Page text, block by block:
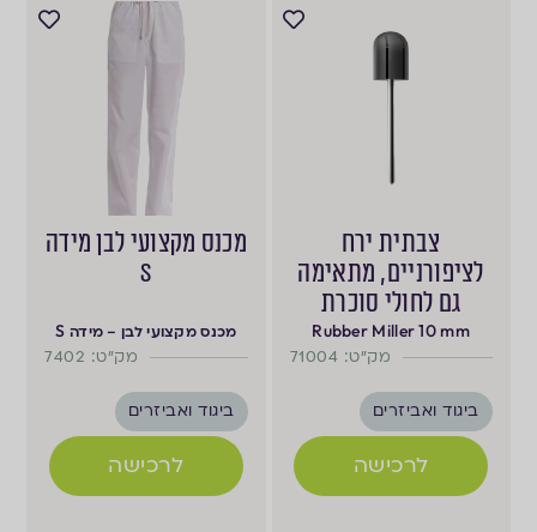
צבתית ירח
לציפורניים, מתאימה
גם לחולי סוכרת
Rubber Miller 10 mm
מק"ט: 71004
ביגוד ואביזרים
לרכישה
מכנס מקצועי לבן מידה
S
מכנס מקצועי לבן – מידה S
מק"ט: 7402
ביגוד ואביזרים
לרכישה